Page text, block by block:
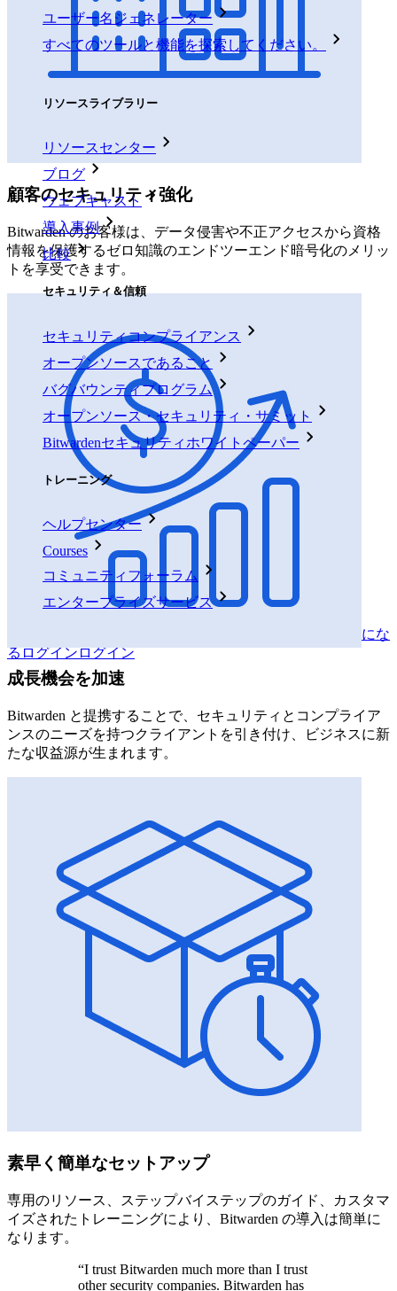
ユーザー名ジェネレーター
すべてのツールと機能を探索してください。
リソースライブラリー
リソースセンター
ブログ
ウェブキャスト
導入事例
比較
セキュリティ＆信頼
セキュリティコンプライアンス
オープンソースであること
バグバウンティプログラム
オープンソース・セキュリティ・サミット
Bitwardenセキュリティホワイトペーパー
トレーニング
ヘルプセンター
Courses
コミュニティフォーラム
エンタープライズサービス
パートナーにな
るログインログイン
顧客のセキュリティ強化
Bitwarden のお客様は、データ侵害や不正アクセスから資格
情報を保護するゼロ知識のエンドツーエンド暗号化のメリッ
トを享受できます。
成長機会を加速
Bitwarden と提携することで、セキュリティとコンプライア
ンスのニーズを持つクライアントを引き付け、ビジネスに新
たな収益源が生まれます。
素早く簡単なセットアップ
専用のリソース、ステップバイステップのガイド、カスタマ
イズされたトレーニングにより、Bitwarden の導入は簡単に
なります。
“I trust Bitwarden much more than I trust
other security companies. Bitwarden has